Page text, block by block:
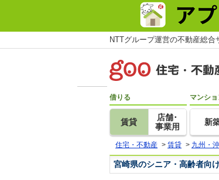
NTTグループ運営の不動産総合
借りる
賃貸
店舗･
事業用
マンシ
新
住宅・不動産 > 賃貸 > 九州・
宮崎県のシニア・高齢者向